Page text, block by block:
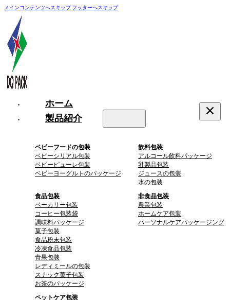
メインコンテンツへスキップ フッターへスキップ
ホーム
製品紹介
ベビーフードの包装
ベビーシリアル包装
ベビーピューレ包装
ベビーヨーグルトのパッケージ
飲料包装
アルコール飲料パッケージ
乳製品包装
ジュースの包装
水の包装
食品包装
ベーカリー包装
コーヒー包装袋
調味料パッケージ
菓子包装
食品粉末包装
冷凍食品包装
青果包装
レディミールの包装
スナック菓子包装
お茶のパッケージ
非食品包装
農業包装
ホームケア包装
パーソナルケアパッケージング
ペットケア包装